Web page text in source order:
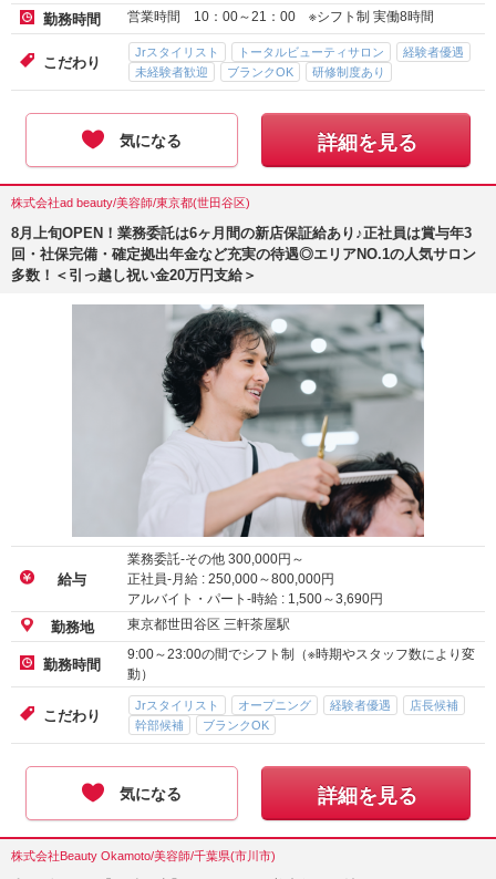
勤務時間 営業時間 10：00～21：00 ※シフト制 実働8時間
こだわり
Jrスタイリスト トータルビューティサロン
経験者優遇
未経験者歓迎
ブランクOK 研修制度あり
気になる 詳細を見る
株式会社ad beauty/美容師/東京都(世田谷区)
8月上旬OPEN！業務委託は6ヶ月間の新店保証給あり♪正社員は賞与年3
回・社保完備・確定拠出年金など充実の待遇◎エリアNO.1の人気サロン
多数！＜引っ越し祝い金20万円支給＞
給与
業務委託-その他 300,000円～
正社員-月給 : 250,000～800,000円
アルバイト・パート-時給 : 1,500～3,690円
勤務地 東京都世田谷区 三軒茶屋駅
勤務時間
9:00～23:00の間でシフト制（※時期やスタッフ数により変
動）
こだわり
Jrスタイリスト オープニング 経験者優遇
店長候補
幹部候補
ブランクOK
気になる 詳細を見る
株式会社Beauty Okamoto/美容師/千葉県(市川市)